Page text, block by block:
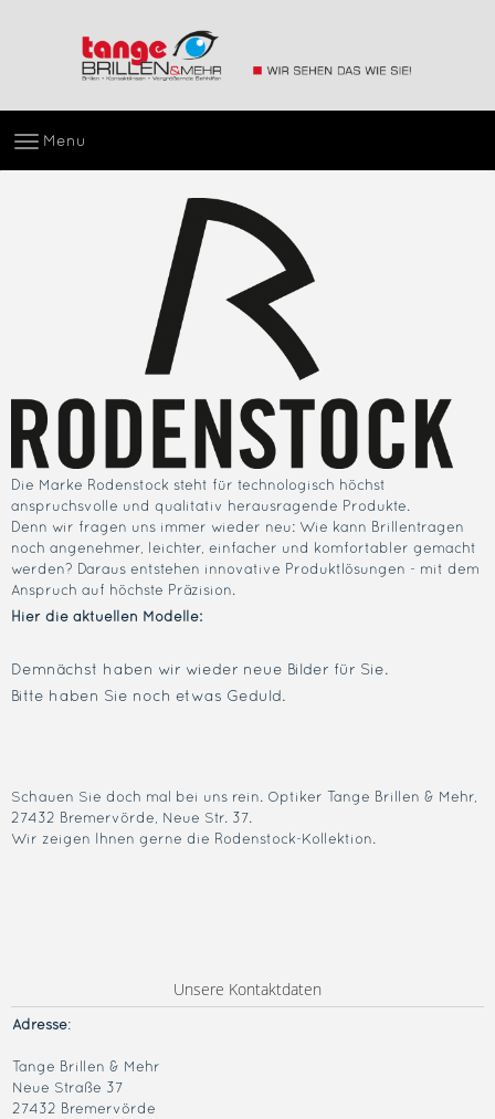
Menu
Die Marke Rodenstock steht für technologisch höchst
anspruchsvolle und qualitativ herausragende Produkte.
Denn wir fragen uns immer wieder neu: Wie kann Brillentragen
noch angenehmer, leichter, einfacher und komfortabler gemacht
werden? Daraus entstehen innovative Produktlösungen - mit dem
Anspruch auf höchste Präzision.
Hier die aktuellen Modelle:
Demnächst haben wir wieder neue Bilder für Sie.
Bitte haben Sie noch etwas Geduld.
Schauen Sie doch mal bei uns rein. Optiker Tange Brillen & Mehr,
27432 Bremervörde, Neue Str. 37.
Wir zeigen Ihnen gerne die Rodenstock-Kollektion.
Unsere Kontaktdaten
Adresse:
Tange Brillen & Mehr
Neue Straße 37
27432 Bremervörde